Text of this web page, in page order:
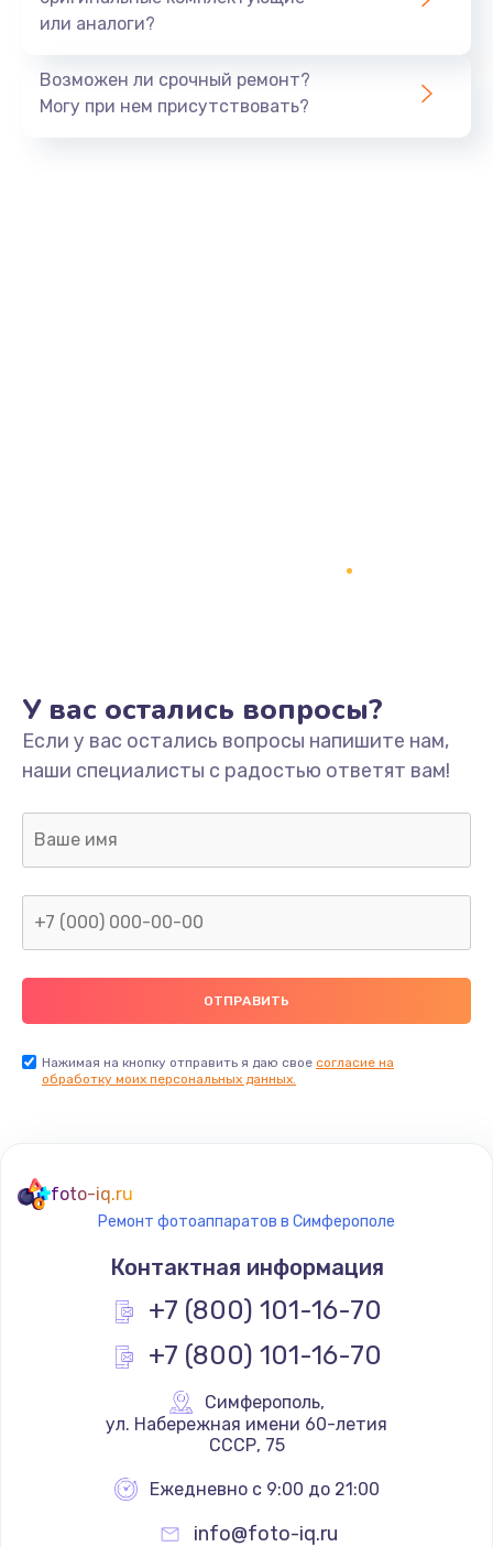
или аналоги?
Возможен ли срочный ремонт?
Могу при нем присутствовать?
У вас остались вопросы?
Если у вас остались вопросы напишите нам,
наши специалисты с радостью ответят вам!
Нажимая на кнопку отправить я даю свое согласие на
обработку моих персональных данных.
foto-iq.ru
Ремонт фотоаппаратов в Симферополе
Контактная информация
+7 (800) 101-16-70
+7 (800) 101-16-70
Симферополь,
СССР, 75
Ежедневно с 9:00 до 21:00
info@foto-iq.ru